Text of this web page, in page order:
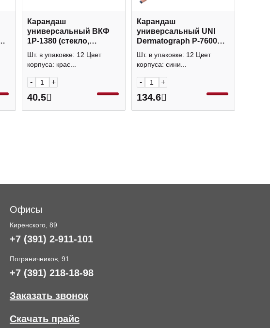
Карандаш
универсальный ВКФ
1P-1380 (стекло,
пластик, металл)
красный
Шт. в упаковке: 12 Цвет
корпуса: крас...
- +
40.5
Карандаш
универсальный UNI
Dermatograph P-7600
(стекло, пластик,
металл) синий 66300
Шт. в упаковке: 12 Цвет
корпуса: сини...
- +
134.6
Офисы
Киренского, 89
+7 (391) 2-911-101
Пограничников, 91
+7 (391) 218-18-98
Заказать звонок
Скачать прайс